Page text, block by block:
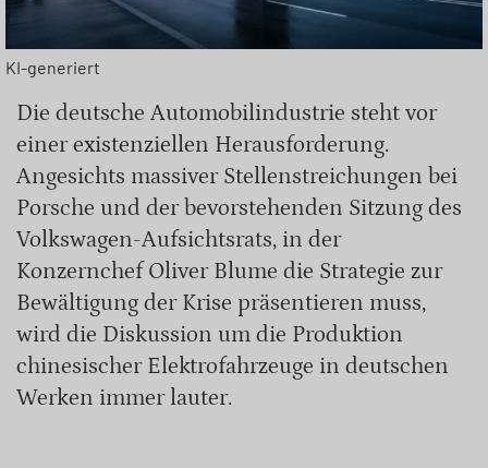
KI-generiert
Die deutsche Automobilindustrie steht vor
einer existenziellen Herausforderung.
Angesichts massiver Stellenstreichungen bei
Porsche und der bevorstehenden Sitzung des
Volkswagen-Aufsichtsrats, in der
Konzernchef Oliver Blume die Strategie zur
Bewältigung der Krise präsentieren muss,
wird die Diskussion um die Produktion
chinesischer Elektrofahrzeuge in deutschen
Werken immer lauter.